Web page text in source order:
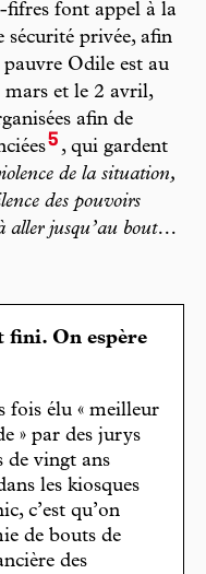
fifres font appel à la
sécurité privée, afin
Odile est au
mars et le 2 avril,
afin de
5 , qui gardent
de la situation,
des pouvoirs
aller jusqu’au bout…
fini. On espère
fois élu « meilleur
» par des jurys
de vingt ans
les kiosques
c’est qu’on
de bouts de
des